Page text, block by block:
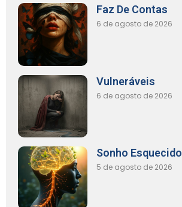
Faz De Contas
6 de agosto de 2026
Vulneráveis
6 de agosto de 2026
Sonho Esquecido
5 de agosto de 2026